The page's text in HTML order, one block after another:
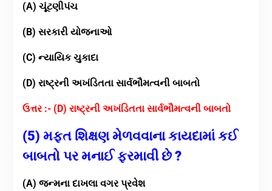
(A) ચૂંટણીપંચ
(B) સરકારી યોજનાઓ
(C) ન્યાયિક ચુકાદા
(D) રાષ્ટ્રની અખંડિતતા સાર્વભૌમત્વની બાબતો
ઉત્તર :- (D) રાષ્ટ્રની અખંડિતતા સાર્વભૌમત્વની બાબતો
(5) મફત શિક્ષણ મેળવવાના કાયદામાં કઈ
બાબતો પર મનાઈ ફરમાવી છે ?
(A) જન્મના દાખલા વગર પ્રવેશ